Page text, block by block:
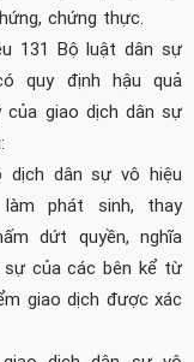
chứng thực.
131 Bộ luật dân sự
quy định hậu quả
của giao dịch dân sự
dịch dân sự vô hiệu
làm phát sinh, thay
dứt quyền, nghĩa
sự của các bên kể từ
giao dịch được xác